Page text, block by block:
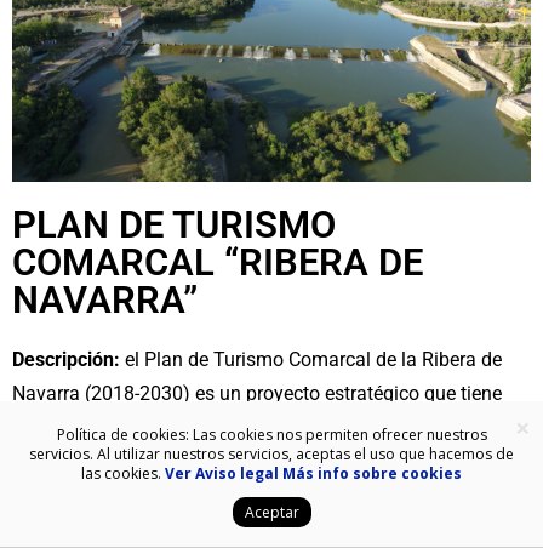
PLAN DE TURISMO
COMARCAL “RIBERA DE
NAVARRA”
Descripción: el Plan de Turismo Comarcal de la Ribera de
Navarra (2018-2030) es un proyecto estratégico que tiene
como objetivo consolidar un modelo de desarrollo turístico
equilibrado, sostenible y de calidad, dirigido a incrementar la
competitividad del sector en la Ribera Navarra.
×
Política de cookies: Las cookies nos permiten ofrecer nuestros
servicios. Al utilizar nuestros servicios, aceptas el uso que hacemos de
las cookies. Ver Aviso legal Más info sobre cookies
Aceptar